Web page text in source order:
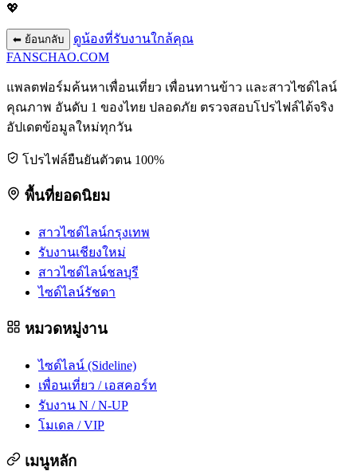
💖
⬅ ย้อนกลับ
ดูน้องที่รับงานใกล้คุณ
FANSCHAO.COM
แพลตฟอร์มค้นหาเพื่อนเที่ยว เพื่อนทานข้าว และสาวไซด์ไลน์
คุณภาพ อันดับ 1 ของไทย ปลอดภัย ตรวจสอบโปรไฟล์ได้จริง
อัปเดตข้อมูลใหม่ทุกวัน
โปรไฟล์ยืนยันตัวตน 100%
พื้นที่ยอดนิยม
สาวไซด์ไลน์กรุงเทพ
รับงานเชียงใหม่
สาวไซด์ไลน์ชลบุรี
ไซด์ไลน์รัชดา
หมวดหมู่งาน
ไซด์ไลน์ (Sideline)
เพื่อนเที่ยว / เอสคอร์ท
รับงาน N / N-UP
โมเดล / VIP
เมนูหลัก